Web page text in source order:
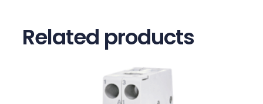
Related products